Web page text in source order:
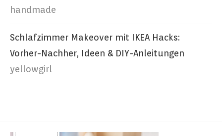
handmade
Schlafzimmer Makeover mit IKEA Hacks:
Vorher-Nachher, Ideen & DIY-Anleitungen
yellowgirl